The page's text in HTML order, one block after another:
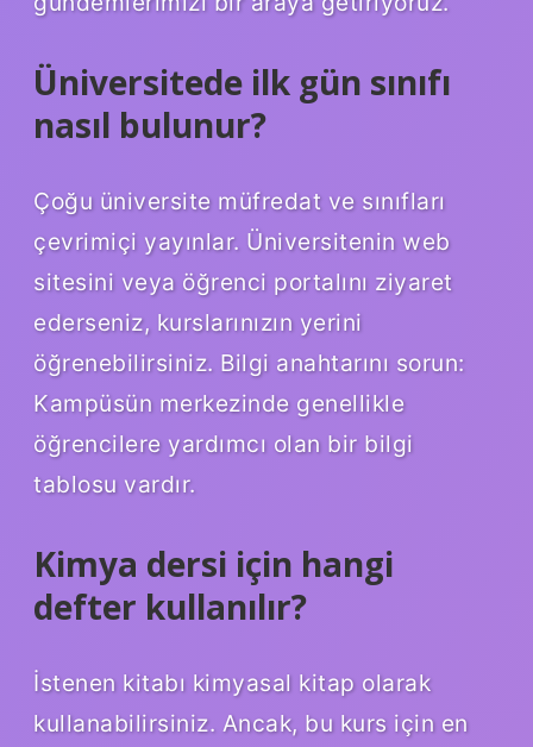
Üniversitede ilk gün sınıfı
nasıl bulunur?
Çoğu üniversite müfredat ve sınıfları
çevrimiçi yayınlar. Üniversitenin web
sitesini veya öğrenci portalını ziyaret
ederseniz, kurslarınızın yerini
öğrenebilirsiniz. Bilgi anahtarını sorun:
Kampüsün merkezinde genellikle
öğrencilere yardımcı olan bir bilgi
tablosu vardır.
Kimya dersi için hangi
defter kullanılır?
İstenen kitabı kimyasal kitap olarak
kullanabilirsiniz. Ancak, bu kurs için en